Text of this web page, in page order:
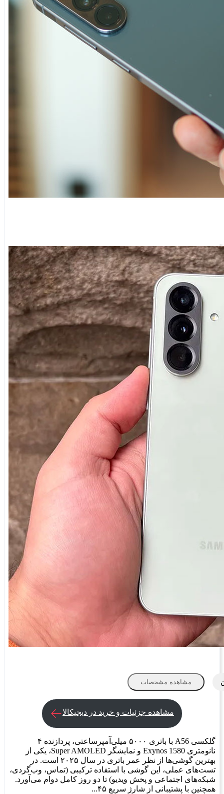
مشاهده مشخصات
مشاهده جزئیات و خرید در دیجیکالا
گلکسی A56 با باتری ۵۰۰۰ میلی‌آمپرساعتی، پردازنده ۴
نانومتری Exynos 1580 و نمایشگر Super AMOLED، یکی از
بهترین گوشی‌ها از نظر عمر باتری در سال ۲۰۲۵ است. در
تست‌های عملی، این گوشی با استفاده ترکیبی (تماس، وب‌گردی،
شبکه‌های اجتماعی و پخش ویدیو) تا دو روز کامل دوام می‌آورد.
همچنین با پشتیبانی از شارژ سریع ۴۵...